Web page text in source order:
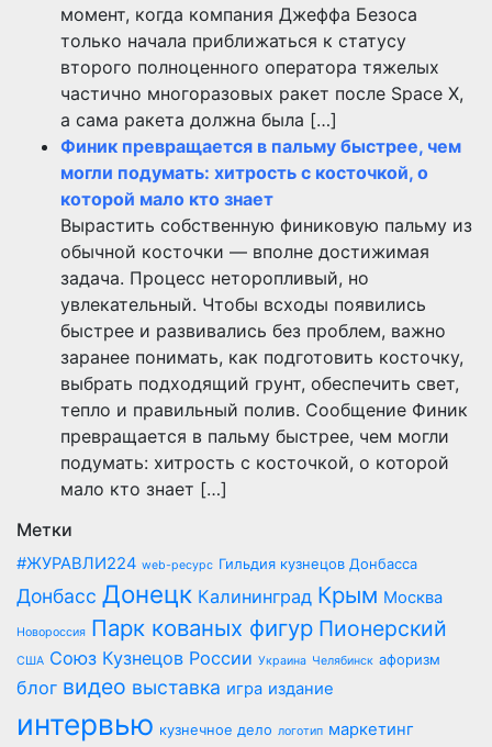
момент, когда компания Джеффа Безоса
только начала приближаться к статусу
второго полноценного оператора тяжелых
частично многоразовых ракет после Space X,
а сама ракета должна была […]
Финик превращается в пальму быстрее, чем
могли подумать: хитрость с косточкой, о
которой мало кто знает
Вырастить собственную финиковую пальму из
обычной косточки — вполне достижимая
задача. Процесс неторопливый, но
увлекательный. Чтобы всходы появились
быстрее и развивались без проблем, важно
заранее понимать, как подготовить косточку,
выбрать подходящий грунт, обеспечить свет,
тепло и правильный полив. Сообщение Финик
превращается в пальму быстрее, чем могли
подумать: хитрость с косточкой, о которой
мало кто знает […]
Метки
#ЖУРАВЛИ224 web-ресурс Гильдия кузнецов Донбасса
Донбасс Донецк Калининград Крым Москва
Новороссия Парк кованых фигур Пионерский
США Союз Кузнецов России Украина Челябинск афоризм
блог видео выставка игра издание
интервью кузнечное дело логотип маркетинг